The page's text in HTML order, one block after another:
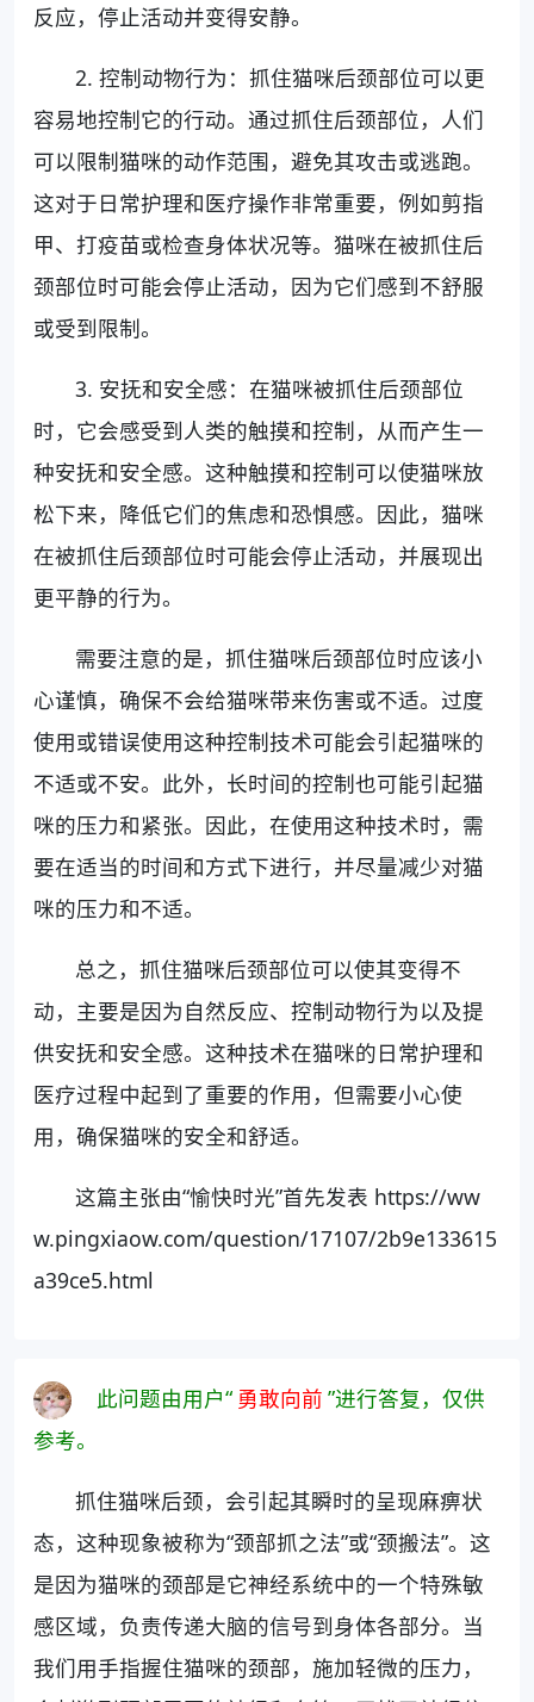
反应，停止活动并变得安静。
2. 控制动物行为：抓住猫咪后颈部位可以更
容易地控制它的行动。通过抓住后颈部位，人们
可以限制猫咪的动作范围，避免其攻击或逃跑。
这对于日常护理和医疗操作非常重要，例如剪指
甲、打疫苗或检查身体状况等。猫咪在被抓住后
颈部位时可能会停止活动，因为它们感到不舒服
或受到限制。
3. 安抚和安全感：在猫咪被抓住后颈部位
时，它会感受到人类的触摸和控制，从而产生一
种安抚和安全感。这种触摸和控制可以使猫咪放
松下来，降低它们的焦虑和恐惧感。因此，猫咪
在被抓住后颈部位时可能会停止活动，并展现出
更平静的行为。
需要注意的是，抓住猫咪后颈部位时应该小
心谨慎，确保不会给猫咪带来伤害或不适。过度
使用或错误使用这种控制技术可能会引起猫咪的
不适或不安。此外，长时间的控制也可能引起猫
咪的压力和紧张。因此，在使用这种技术时，需
要在适当的时间和方式下进行，并尽量减少对猫
咪的压力和不适。
总之，抓住猫咪后颈部位可以使其变得不
动，主要是因为自然反应、控制动物行为以及提
供安抚和安全感。这种技术在猫咪的日常护理和
医疗过程中起到了重要的作用，但需要小心使
用，确保猫咪的安全和舒适。
这篇主张由“愉快时光”首先发表 https://ww
w.pingxiaow.com/question/17107/2b9e133615
a39ce5.html
此问题由用户“ 勇敢向前 ”进行答复，仅供
参考。
抓住猫咪后颈，会引起其瞬时的呈现麻痹状
态，这种现象被称为“颈部抓之法”或“颈搬法”。这
是因为猫咪的颈部是它神经系统中的一个特殊敏
感区域，负责传递大脑的信号到身体各部分。当
我们用手指握住猫咪的颈部，施加轻微的压力，